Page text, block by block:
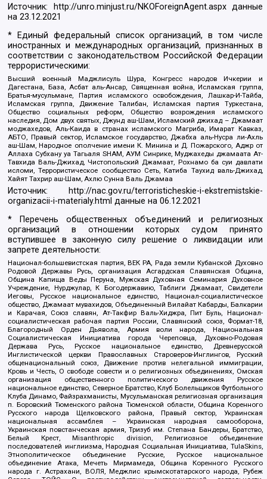
Источник: http://unro.minjust.ru/NKOForeignAgent.aspxданные
на23.12.2021
* Единый федеральный список организаций, в том числе
иностранных и международных организаций, признанных в
соответствии с законодательством Российской Федерации
террористическими:
Высший военный Маджлисуль Шура, Конгресс народов Ичкерии и
Дагестана, База, Асбат аль-Ансар, Священная война, Исламская группа,
Братья-мусульмане, Партия исламского освобождения, Лашкар-И-Тайба,
Исламская группа, Движение Талибан, Исламская партия Туркестана,
Общество социальных реформ, Общество возрождения исламского
наследия, Дом двух святых, Джунд аш-Шам, Исламский джихад – Джамаат
моджахедов, Аль-Каида в странах исламского Магриба, Имарат Кавказ,
АБТО, Правый сектор, Исламское государство, Джабха аль-Нусра ли-Ахль
аш-Шам, Народное ополчение имени К. Минина и Д. Пожарского, Аджр от
Аллаха Субхану уа Тагьаля SHAM, АУМ Синрике, Муджахеды джамаата Ат-
Тавхида Валь-Джихад, Чистопольский Джамаат, Рохнамо ба суи давлати
исломи, Террористическое сообщество Сеть, Катиба Таухид валь-Джихад,
Хайят Тахрир аш-Шам, Ахлю Сунна Валь Джамаа
Источник:
http://nac.gov.ru/terroristicheskie-i-ekstremistskie-
organizacii-i-materialy.html данные на06.12.2021
* Перечень общественных объединений и религиозных
организаций в отношении которых судом принято
вступившее в законную силу решение о ликвидации или
запрете деятельности:
Национал-большевистская партия, ВЕК РА, Рада земли Кубанской Духовно
Родовой Державы Русь, организация Асгардская Славянская Община,
Община Капища Веды Перуна, Мужская Духовная Семинария Духовное
Учреждение, Нурджулар, К Богодержавию, Таблиги Джамаат, Свидетели
Иеговы, Русское национальное единство, Национал-социалистическое
общество, Джамаат мувахидов, Объединенный Вилайат Кабарды, Балкарии
и Карачая, Союз славян, Ат-Такфир Валь-Хиджра, Пит Буль, Национал-
социалистическая рабочая партия России, Славянский союз, Формат-18,
Благородный Орден Дьявола, Армия воли народа, Национальная
Социалистическая Инициатива города Череповца, Духовно-Родовая
Держава Русь, Русское национальное единство, Древнерусской
Инглистической церкви Православных Староверов-Инглингов, Русский
общенациональный союз, Движение против нелегальной иммиграции,
Кровь и Честь, О свободе совести и о религиозных объединениях, Омская
организация общественного политического движения Русское
национальное единство, Северное Братство, Клуб Болельщиков Футбольного
Клуба Динамо, Файзрахманисты, Мусульманская религиозная организация
п. Боровский Тюменского района Тюменской области, Община Коренного
Русского народа Щелковского района, Правый сектор, Украинская
национальная ассамблея – Украинская народная самооборона,
Украинская повстанческая армия, Тризуб им. Степана Бандеры, Братство,
Белый Крест, Misanthropic division, Религиозное объединение
последователей инглиизма, Народная Социальная Инициатива, TulaSkins,
Этнополитическое объединение Русские, Русское национальное
объединение Атака, Мечеть Мирмамеда, Община Коренного Русского
народа г. Астрахани, ВОЛЯ, Меджлис крымскотатарского народа, Рубеж